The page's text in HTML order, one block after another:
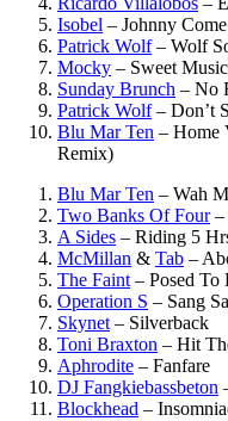
Isobel – Johnny
Patrick Wolf– Wolf
Mocky – Sweet Music
Sunday Brunch – No
Patrick Wolf– Don’t
Blu Mar Ten – Home
Remix)
Blu Mar Ten – Wah
Two Banks Of Four–
A Sides – Riding 5
McMillan & Tab –
The Faint – Posed To
Operation S – Sang
Skynet – Silverback
Toni Braxton – Hit
Aphrodite – Fanfare
DJ Fangkiebassbeton
Blockhead –